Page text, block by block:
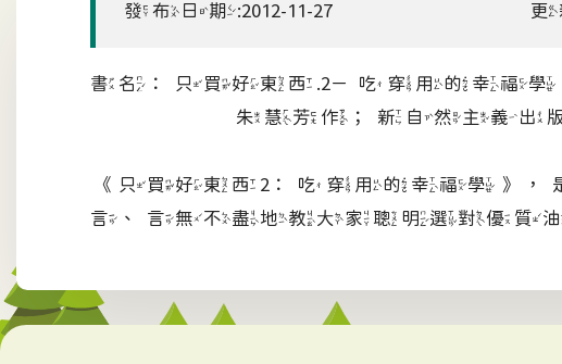
發布日期:2012-11-27 更
書名：只買好東西.2－吃穿用的幸福學
朱慧芳作；新自然主義出版
《只買好東西2：吃穿用的幸福學》
言、言無不盡地教大家聰明選對優質